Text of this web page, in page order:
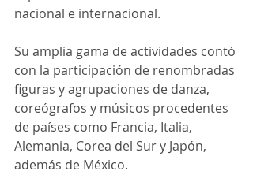
nacional e internacional.
Su amplia gama de actividades contó
con la participación de renombradas
figuras y agrupaciones de danza,
coreógrafos y músicos procedentes
de países como Francia, Italia,
Alemania, Corea del Sur y Japón,
además de México.